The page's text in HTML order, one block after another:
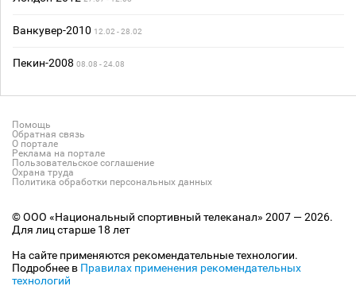
Ванкувер-2010 12.02 - 28.02
Пекин-2008 08.08 - 24.08
Помощь
Обратная связь
О портале
Реклама на портале
Пользовательское соглашение
Охрана труда
Политика обработки персональных данных
© ООО «Национальный спортивный телеканал» 2007 — 2026.
Для лиц старше 18 лет
На сайте применяются рекомендательные технологии.
Подробнее в Правилах применения рекомендательных
технологий